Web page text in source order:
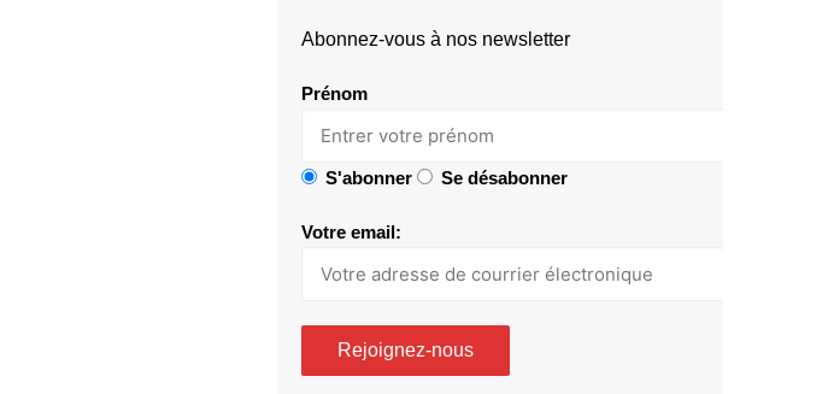
Abonnez-vous à nos newsletter
Prénom
S'abonner Se désabonner
Votre email: